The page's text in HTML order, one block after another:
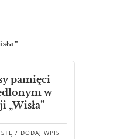
2024 р.”
Варшавської
Божественної
pamięci
w
„Wisła”
/ DODAJ WPIS